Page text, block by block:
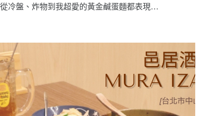
從冷盤、炸物到我超愛的黃金鹹蛋麵都表現…